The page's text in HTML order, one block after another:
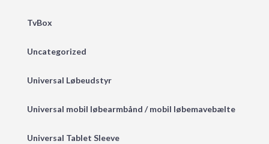
TvBox
Uncategorized
Universal Løbeudstyr
Universal mobil løbearmbånd / mobil løbemavebælte
Universal Tablet Sleeve